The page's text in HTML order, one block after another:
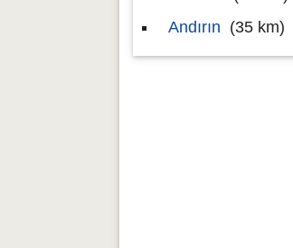
Andırın (35 km)